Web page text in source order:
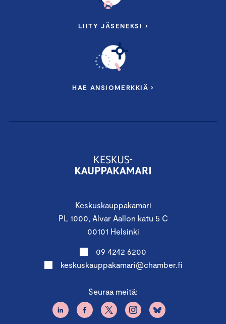
Keskuskauppakamari
PL 1000, Alvar Aallon katu 5 C
00101 Helsinki
09 4242 6200
keskuskauppakamari@chamber.fi
Seuraa meitä:
LIITY JÄSENEKSI ›
HAE ANSIOMERKKIÄ ›